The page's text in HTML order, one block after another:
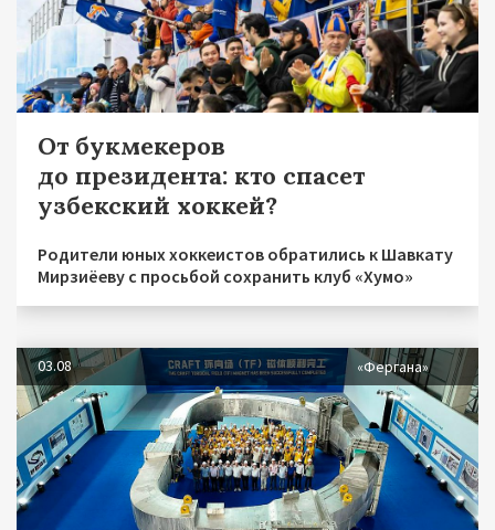
От букмекеров
до президента: кто спасет
узбекский хоккей?
Родители юных хоккеистов обратились к Шавкату
Мирзиёеву с просьбой сохранить клуб «Хумо»
03.08 «Фергана»